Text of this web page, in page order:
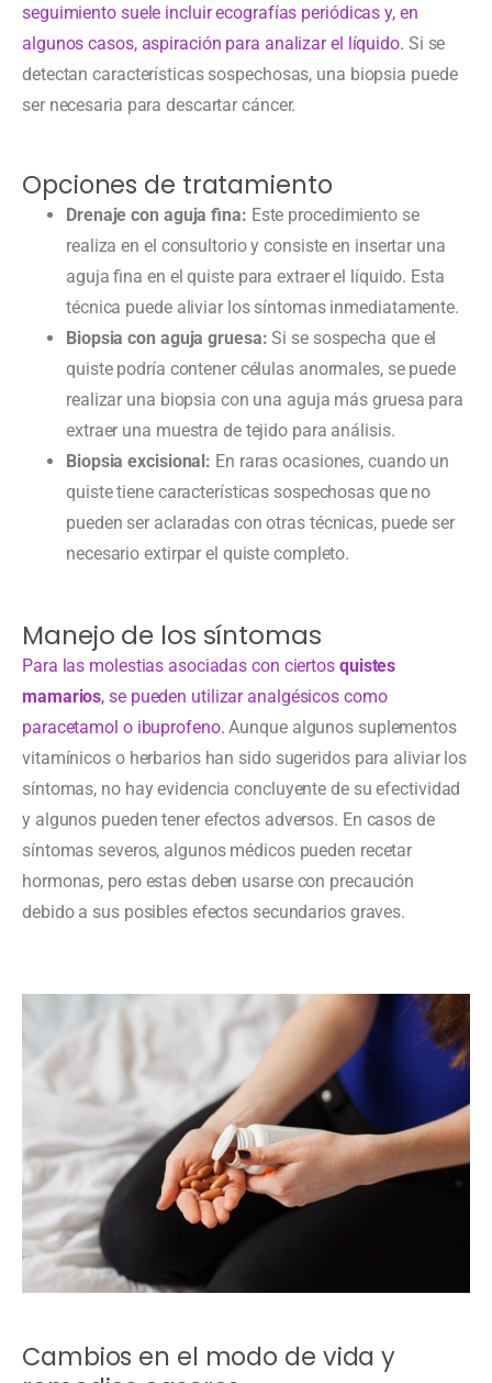
seguimiento suele incluir ecografías periódicas y, en
algunos casos, aspiración para analizar el líquido. Si se
detectan características sospechosas, una biopsia puede
ser necesaria para descartar cáncer.
Opciones de tratamiento
Drenaje con aguja fina: Este procedimiento se
realiza en el consultorio y consiste en insertar una
aguja fina en el quiste para extraer el líquido. Esta
técnica puede aliviar los síntomas inmediatamente.
Biopsia con aguja gruesa: Si se sospecha que el
quiste podría contener células anormales, se puede
realizar una biopsia con una aguja más gruesa para
extraer una muestra de tejido para análisis.
Biopsia excisional: En raras ocasiones, cuando un
quiste tiene características sospechosas que no
pueden ser aclaradas con otras técnicas, puede ser
necesario extirpar el quiste completo.
Manejo de los síntomas
Para las molestias asociadas con ciertos quistes
mamarios, se pueden utilizar analgésicos como
paracetamol o ibuprofeno. Aunque algunos suplementos
vitamínicos o herbarios han sido sugeridos para aliviar los
síntomas, no hay evidencia concluyente de su efectividad
y algunos pueden tener efectos adversos. En casos de
síntomas severos, algunos médicos pueden recetar
hormonas, pero estas deben usarse con precaución
debido a sus posibles efectos secundarios graves.
Cambios en el modo de vida y